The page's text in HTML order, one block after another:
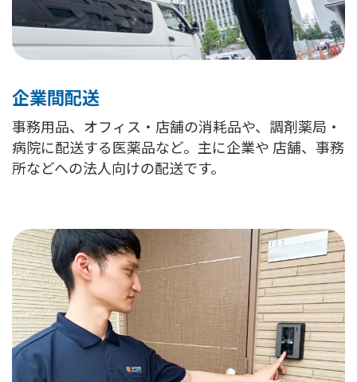
企業間配送
事務用品、オフィス・店舗の消耗品や、調剤薬局・
病院に配送する医薬品など。主に企業や 店舗、事務
所などへの法人向けの配送です。